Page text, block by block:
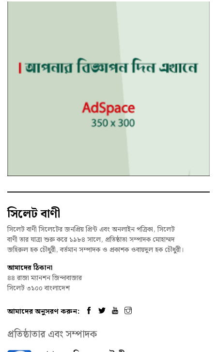
সিলেট বাণী
সিলেট বাণী সিলেটের জনপ্রিয় প্রিন্ট এবং অনলাইন পত্রিকা, সিলেট
বাণী তার যাত্রা শুরু করে ১৯৮৪ সালে, প্রতিষ্ঠাতা সম্পাদক মোহাম্মদ
জহিরুল হক চৌধুরী, বর্তমান সম্পাদক ও প্রকাশক ওবায়দুল হক চৌধুরী।
আমাদের ঠিকানা
৪৪ রাজা ম্যানশন জিন্দাবাজার
সিলেট ৩১০০ বাংলাদেশ
আমাদের অনুসরণ করুন:
প্রতিষ্ঠাতার এবং সম্পাদক